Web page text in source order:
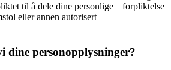
til å dele dine personlige
eller annen autorisert
forpliktelse
dine personopplysninger?